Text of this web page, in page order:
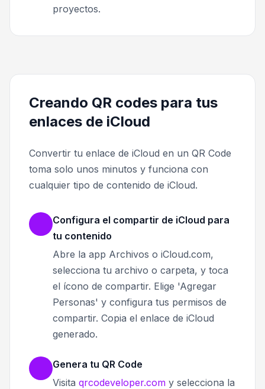
proyectos.
Creando QR codes para tus
enlaces de iCloud
Convertir tu enlace de iCloud en un QR Code
toma solo unos minutos y funciona con
cualquier tipo de contenido de iCloud.
Configura el compartir de iCloud para
tu contenido
Abre la app Archivos o iCloud.com,
selecciona tu archivo o carpeta, y toca
el ícono de compartir. Elige 'Agregar
Personas' y configura tus permisos de
compartir. Copia el enlace de iCloud
generado.
Genera tu QR Code
Visita qrcodeveloper.com y selecciona la